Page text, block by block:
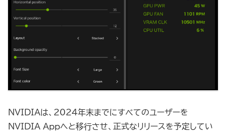
NVIDIAは、2024年末までにすべてのユーザーを
NVIDIA Appへと移行させ、正式なリリースを予定してい